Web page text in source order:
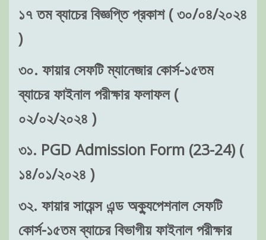
১৭ তম ব্যাচের বিজ্ঞপ্তি প্রকাশ ( ৩০/০৪/২০২৪
)
৩০. ফায়ার সেফটি ম্যানেজার কোর্স-১৫তম
ব্যাচের ফাইনাল পরীক্ষার ফলাফল (
০২/০২/২০২৪ )
৩১. PGD Admission Form (23-24) (
১৪/০১/২০২৪ )
৩২. ফায়ার সায়েন্স এন্ড অক্যুপেশনাল সেফটি
কোর্স-১৫তম ব্যাচের বিভাগীয় ফাইনাল পরীক্ষার